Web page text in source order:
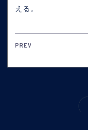
える。
PREV